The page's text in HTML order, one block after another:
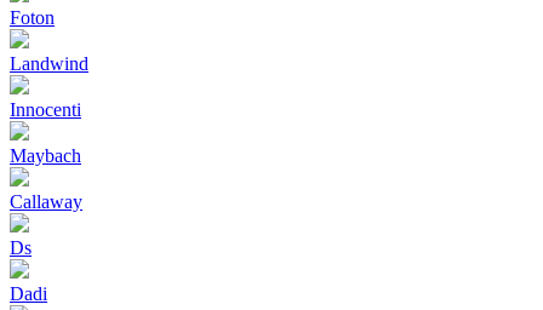
Foton
Landwind
Innocenti
Maybach
Callaway
Ds
Dadi